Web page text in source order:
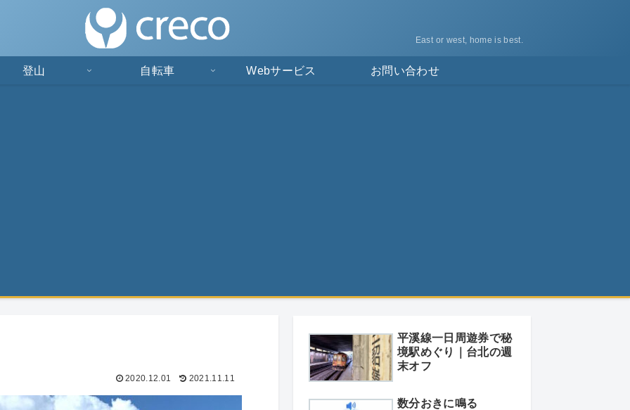
East or west, home is best.
登山 自転車 Webサービス お問い合わせ
2020.12.01 2021.11.11
平溪線一日周遊券で秘
境駅めぐり｜台北の週
末オフ
数分おきに鳴る